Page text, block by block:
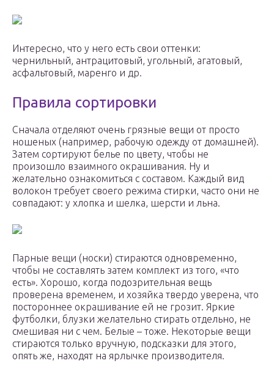
Интересно, что у него есть свои оттенки:
чернильный, антрацитовый, угольный, агатовый,
асфальтовый, маренго и др.
Правила сортировки
Сначала отделяют очень грязные вещи от просто
ношеных (например, рабочую одежду от домашней).
Затем сортируют белье по цвету, чтобы не
произошло взаимного окрашивания. Ну и
желательно ознакомиться с составом. Каждый вид
волокон требует своего режима стирки, часто они не
совпадают: у хлопка и шелка, шерсти и льна.
Парные вещи (носки) стираются одновременно,
чтобы не составлять затем комплект из того, «что
есть». Хорошо, когда подозрительная вещь
проверена временем, и хозяйка твердо уверена, что
постороннее окрашивание ей не грозит. Яркие
футболки, блузки желательно стирать отдельно, не
смешивая ни с чем. Белые – тоже. Некоторые вещи
стираются только вручную, подсказки для этого,
опять же, находят на ярлычке производителя.